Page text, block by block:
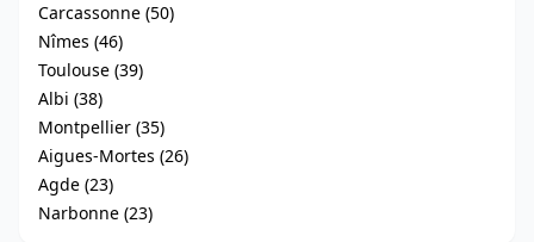
Carcassonne (50)
Nîmes (46)
Toulouse (39)
Albi (38)
Montpellier (35)
Aigues-Mortes (26)
Agde (23)
Narbonne (23)